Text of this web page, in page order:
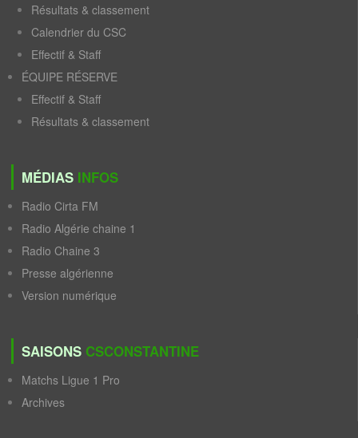
Résultats & classement
Calendrier du CSC
Effectif & Staff
ÉQUIPE RÉSERVE
Effectif & Staff
Résultats & classement
MÉDIAS INFOS
Radio Cirta FM
Radio Algérie chaine 1
Radio Chaine 3
Presse algérienne
Version numérique
SAISONS CSCONSTANTINE
Matchs Ligue 1 Pro
Archives